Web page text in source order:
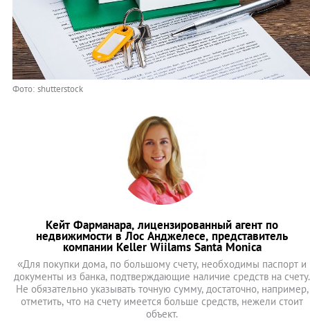
Фото: shutterstock
Кейт Фарманара, лицензированный агент по
недвижимости в Лос Анджелесе, представитель
компании Keller Wiilams Santa Monica
«Для покупки дома, по большому счету, необходимы паспорт и
документы из банка, подтверждающие наличие средств на счету.
Не обязательно указывать точную сумму, достаточно, например,
отметить, что на счету имеется больше средств, нежели стоит
объект.